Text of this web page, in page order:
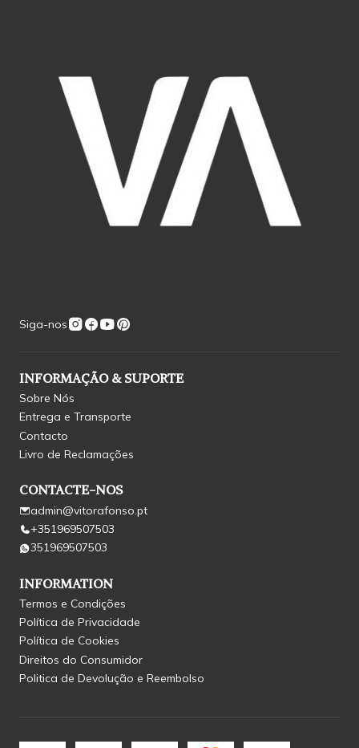
Siga-nos
INFORMAÇÃO & SUPORTE
Sobre Nós
Entrega e Transporte
Contacto
Livro de Reclamações
CONTACTE-NOS
admin@vitorafonso.pt
+351969507503
351969507503
INFORMATION
Termos e Condições
Política de Privacidade
Política de Cookies
Direitos do Consumidor
Politica de Devolução e Reembolso